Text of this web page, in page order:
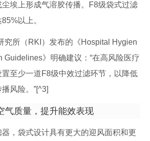
埃上形成气溶胶传播。F8级袋式过滤
以上。
究所（RKI）发布的《Hospital Hygien
Guidelines》明确建议：“在高风险医疗
至少一道F8级中效过滤环节，以降低
风险。”[^3]
气质量，提升能效表现
，袋式设计具有更大的迎风面积和更